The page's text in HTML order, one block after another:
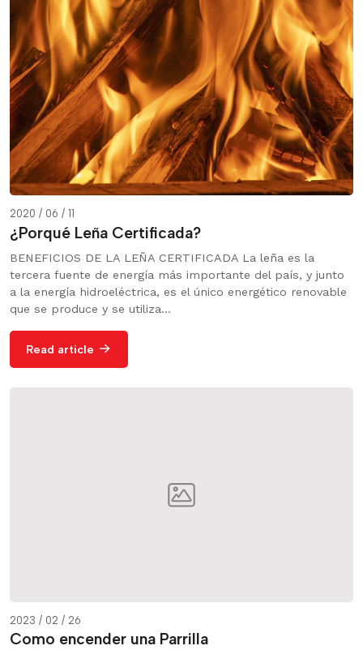
2020 / 06 / 11
¿Porqué Leña Certificada?
BENEFICIOS DE LA LEÑA CERTIFICADA La leña es la
tercera fuente de energía más importante del país, y junto
a la energía hidroeléctrica, es el único energético renovable
que se produce y se utiliza...
Read article
2023 / 02 / 26
Como encender una Parrilla